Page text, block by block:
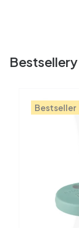
Bestsellery
Bestseller